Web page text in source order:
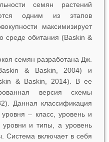
семян растений
одним из этапов
максимизирует
среде обитания (Baskin &
семян разработана Дж.
& Baskin, 2004) и
& Baskin, 2014). В ее
версия схемы
Данная классификация
‒ класс, уровень и
и типы, а уровень
Система включает в себя